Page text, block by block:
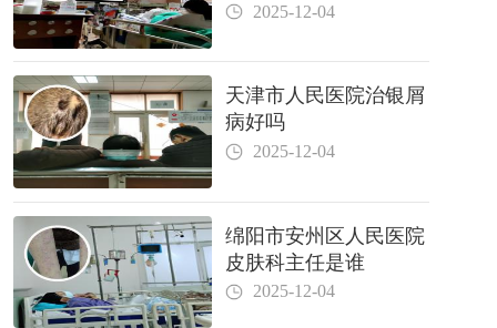
2025-12-04
天津市人民医院治银屑
病好吗
2025-12-04
绵阳市安州区人民医院
皮肤科主任是谁
2025-12-04